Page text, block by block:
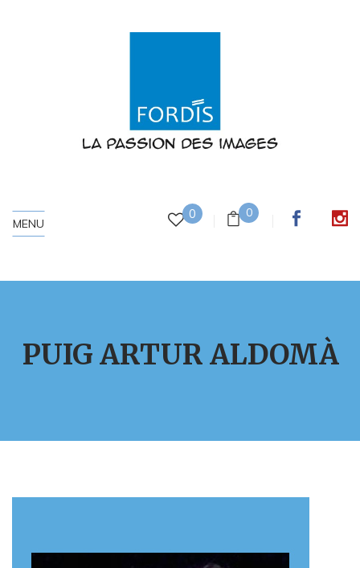
0 0
MENU
PUIG ARTUR ALDOMÀ